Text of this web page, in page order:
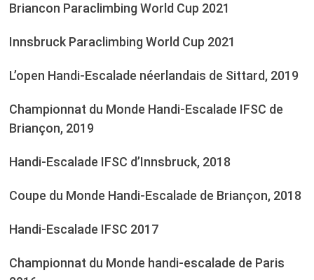
Briancon Paraclimbing World Cup 2021
Innsbruck Paraclimbing World Cup 2021
L’open Handi-Escalade néerlandais de Sittard, 2019
Championnat du Monde Handi-Escalade IFSC de
Briançon, 2019
Handi-Escalade IFSC d’Innsbruck, 2018
Coupe du Monde Handi-Escalade de Briançon, 2018
Handi-Escalade IFSC 2017
Championnat du Monde handi-escalade de Paris